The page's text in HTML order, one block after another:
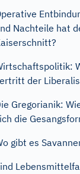
Nachteile hat
der
Gregorianik:
die
gibt es